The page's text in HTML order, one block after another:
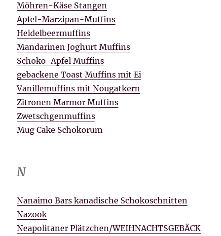
Möhren-Käse Stangen
Apfel-Marzipan-Muffins
Heidelbeermuffins
Mandarinen Joghurt Muffins
Schoko-Apfel Muffins
gebackene Toast Muffins mit Ei
Vanillemuffins mit Nougatkern
Zitronen Marmor Muffins
Zwetschgenmuffins
Mug Cake Schokorum
N
Nanaimo Bars kanadische Schokoschnitten
Nazook
Neapolitaner Plätzchen/WEIHNACHTSGEBÄCK